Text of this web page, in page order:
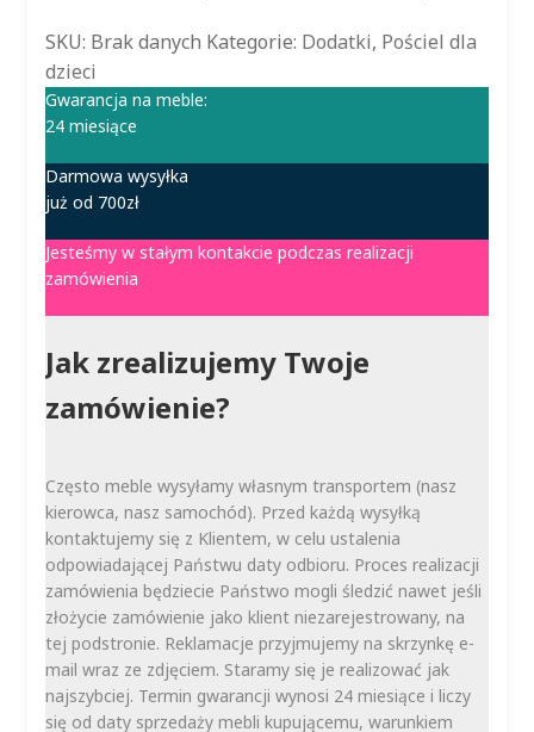
SKU: Brak danych Kategorie: Dodatki, Pościel dla
dzieci
Gwarancja na meble:
24 miesiące
Darmowa wysyłka
już od 700zł
Jesteśmy w stałym kontakcie podczas realizacji
zamówienia
Jak zrealizujemy Twoje
zamówienie?
Często meble wysyłamy własnym transportem (nasz
kierowca, nasz samochód). Przed każdą wysyłką
kontaktujemy się z Klientem, w celu ustalenia
odpowiadającej Państwu daty odbioru. Proces realizacji
zamówienia będziecie Państwo mogli śledzić nawet jeśli
złożycie zamówienie jako klient niezarejestrowany, na
tej podstronie. Reklamacje przyjmujemy na skrzynkę e-
mail wraz ze zdjęciem. Staramy się je realizować jak
najszybciej. Termin gwarancji wynosi 24 miesiące i liczy
się od daty sprzedaży mebli kupującemu, warunkiem